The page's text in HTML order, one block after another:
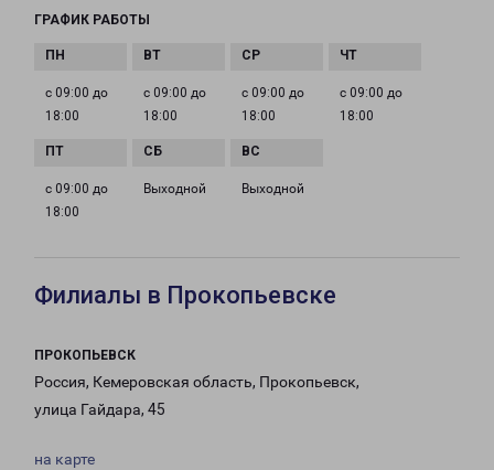
ГРАФИК РАБОТЫ
с 09:00 до
18:00
с 09:00 до
18:00
с 09:00 до
18:00
с 09:00 до
18:00
с 09:00 до
18:00
Выходной Выходной
Филиалы в Прокопьевске
ПРОКОПЬЕВСК
Россия, Кемеровская область, Прокопьевск,
улица Гайдара, 45
на карте